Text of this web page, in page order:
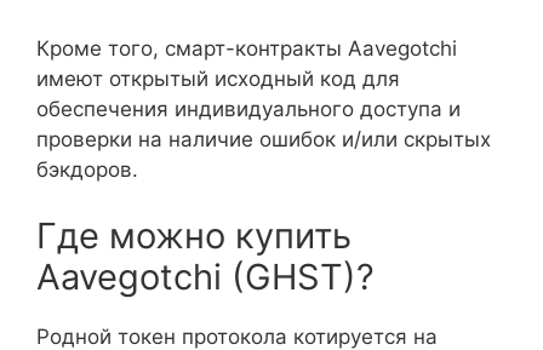
Кроме того, смарт-контракты Aavegotchi
имеют открытый исходный код для
обеспечения индивидуального доступа и
проверки на наличие ошибок и/или скрытых
бэкдоров.
Где можно купить
Aavegotchi (GHST)?
Родной токен протокола котируется на